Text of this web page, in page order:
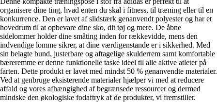
organisere dine ting, hvad enten du skal i fitness, til træning eller til en
konkurrence. Den er lavet af slidstærk genanvendt polyester og har et
hovedrum til at opbevare dine sko, dit tøj og mere. De åbne
sidelommer holder dine småting inden for rækkevidde, mens den
indvendige lomme sikrer, at dine værdigenstande er i sikkerhed. Med
sin belagte bund, justerbare og aftagelige skulderrem samt komfortable
bæreremme er denne funktionelle taske ideel til alle aktive atleter på
farten. Dette produkt er lavet med mindst 50 % genanvendte materialer.
Ved at genbruge eksisterende materialer hjælper vi med at reducere
affald og vores afhængighed af begrænsede ressourcer og dermed
mindske den økologiske fodaftryk af de produkter, vi fremstiller.